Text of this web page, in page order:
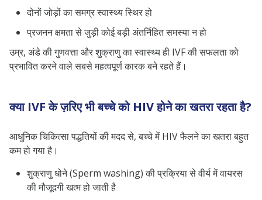
दोनों जोड़ों का समग्र स्वास्थ्य स्थिर हो
प्रजनन क्षमता से जुड़ी कोई बड़ी अंतर्निहित समस्या न हो
उम्र, अंडे की गुणवत्ता और शुक्राणु का स्वास्थ्य ही IVF की सफलता को
प्रभावित करने वाले सबसे महत्वपूर्ण कारक बने रहते हैं।
क्या IVF के ज़रिए भी बच्चे को HIV होने का खतरा रहता है?
आधुनिक चिकित्सा पद्धतियों की मदद से, बच्चे में HIV फैलने का खतरा बहुत
कम हो गया है।
शुक्राणु धोने (Sperm washing) की प्रक्रिया से वीर्य में वायरस
की मौजूदगी खत्म हो जाती है